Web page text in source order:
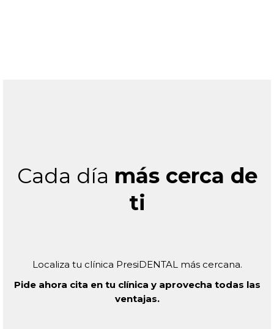
Cada día más cerca de
ti
Localiza tu clínica PresiDENTAL más cercana.
Pide ahora cita en tu clínica y aprovecha todas las
ventajas.